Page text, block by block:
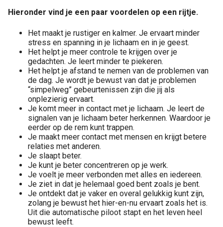
Hieronder vind je een paar voordelen op een rijtje.
Het maakt je rustiger en kalmer. Je ervaart minder
stress en spanning in je lichaam en in je geest.
Het helpt je meer controle te krijgen over je
gedachten. Je leert minder te piekeren.
Het helpt je afstand te nemen van de problemen van
de dag. Je wordt je bewust van dat je problemen
“simpelweg” gebeurtenissen zijn die jij als
onplezierig ervaart.
Je komt meer in contact met je lichaam. Je leert de
signalen van je lichaam beter herkennen. Waardoor je
eerder op de rem kunt trappen.
Je maakt meer contact met mensen en krijgt betere
relaties met anderen.
Je slaapt beter.
Je kunt je beter concentreren op je werk.
Je voelt je meer verbonden met alles en iedereen.
Je ziet in dat je helemaal goed bent zoals je bent.
Je ontdekt dat je vaker en overal gelukkig kunt zijn,
zolang je bewust het hier-en-nu ervaart zoals het is.
Uit die automatische piloot stapt en het leven heel
bewust leeft.